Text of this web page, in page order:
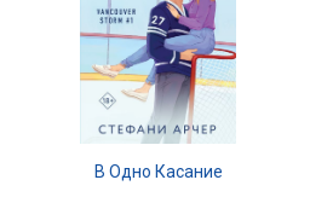
В Одно Касание